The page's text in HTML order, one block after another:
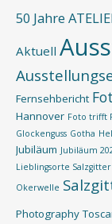
50 Jahre
Aktuell
Fernsehbericht
Hannover Foto trifft
Glockenguss Gotha
Jubiläum Jubiläum
Lieblingsorte Salzgitter
Okerwelle
Photography